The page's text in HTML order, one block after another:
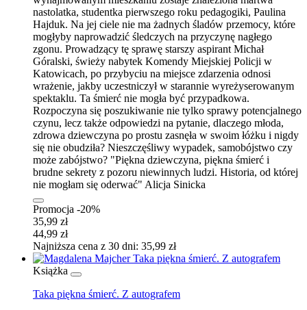
nastolatka, studentka pierwszego roku pedagogiki, Paulina
Hajduk. Na jej ciele nie ma żadnych śladów przemocy, które
mogłyby naprowadzić śledczych na przyczynę nagłego
zgonu. Prowadzący tę sprawę starszy aspirant Michał
Góralski, świeży nabytek Komendy Miejskiej Policji w
Katowicach, po przybyciu na miejsce zdarzenia odnosi
wrażenie, jakby uczestniczył w starannie wyreżyserowanym
spektaklu. Ta śmierć nie mogła być przypadkowa.
Rozpoczyna się poszukiwanie nie tylko sprawy potencjalnego
czynu, lecz także odpowiedzi na pytanie, dlaczego młoda,
zdrowa dziewczyna po prostu zasnęła w swoim łóżku i nigdy
się nie obudziła? Nieszczęśliwy wypadek, samobójstwo czy
może zabójstwo? "Piękna dziewczyna, piękna śmierć i
brudne sekrety z pozoru niewinnych ludzi. Historia, od której
nie mogłam się oderwać" Alicja Sinicka
Promocja -20%
35,99 zł
44,99 zł
Najniższa cena z 30 dni: 35,99 zł
Książka
Taka piękna śmierć. Z autografem